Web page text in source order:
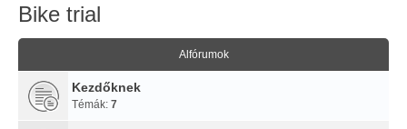
Bike trial
Alfórumok
Kezdőknek
Témák: 7